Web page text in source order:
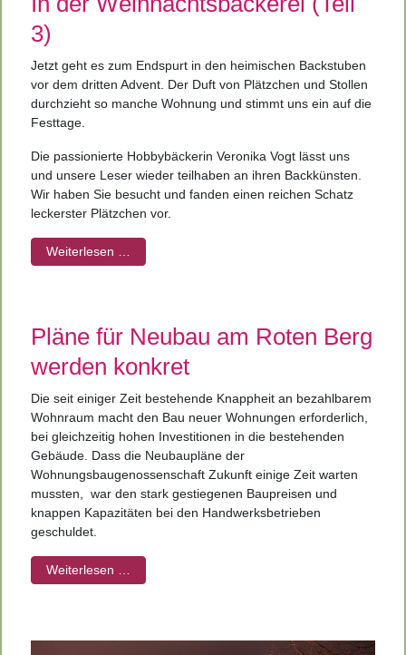
3)
Jetzt geht es zum Endspurt in den heimischen Backstuben
vor dem dritten Advent. Der Duft von Plätzchen und Stollen
durchzieht so manche Wohnung und stimmt uns ein auf die
Festtage.
Die passionierte Hobbybäckerin Veronika Vogt lässt uns
und unsere Leser wieder teilhaben an ihren Backkünsten.
Wir haben Sie besucht und fanden einen reichen Schatz
leckerster Plätzchen vor.
Weiterlesen …
Pläne für Neubau am Roten Berg
werden konkret
Die seit einiger Zeit bestehende Knappheit an bezahlbarem
Wohnraum macht den Bau neuer Wohnungen erforderlich,
bei gleichzeitig hohen Investitionen in die bestehenden
Gebäude. Dass die Neubaupläne der
Wohnungsbaugenossenschaft Zukunft einige Zeit warten
mussten,
war den stark gestiegenen Baupreisen und
knappen Kapazitäten bei den Handwerksbetrieben
geschuldet.
Weiterlesen …